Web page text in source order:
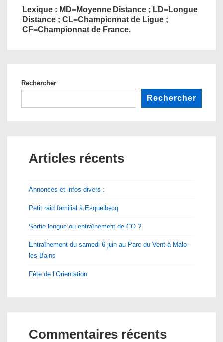
Lexique : MD=Moyenne Distance ; LD=Longue
Distance ; CL=Championnat de Ligue ;
CF=Championnat de France.
Rechercher
Rechercher
Articles récents
Annonces et infos divers :
Petit raid familial à Esquelbecq
Sortie longue ou entraînement de CO ?
Entraînement du samedi 6 juin au Parc du Vent à Malo-
les-Bains
Fête de l’Orientation
Commentaires récents